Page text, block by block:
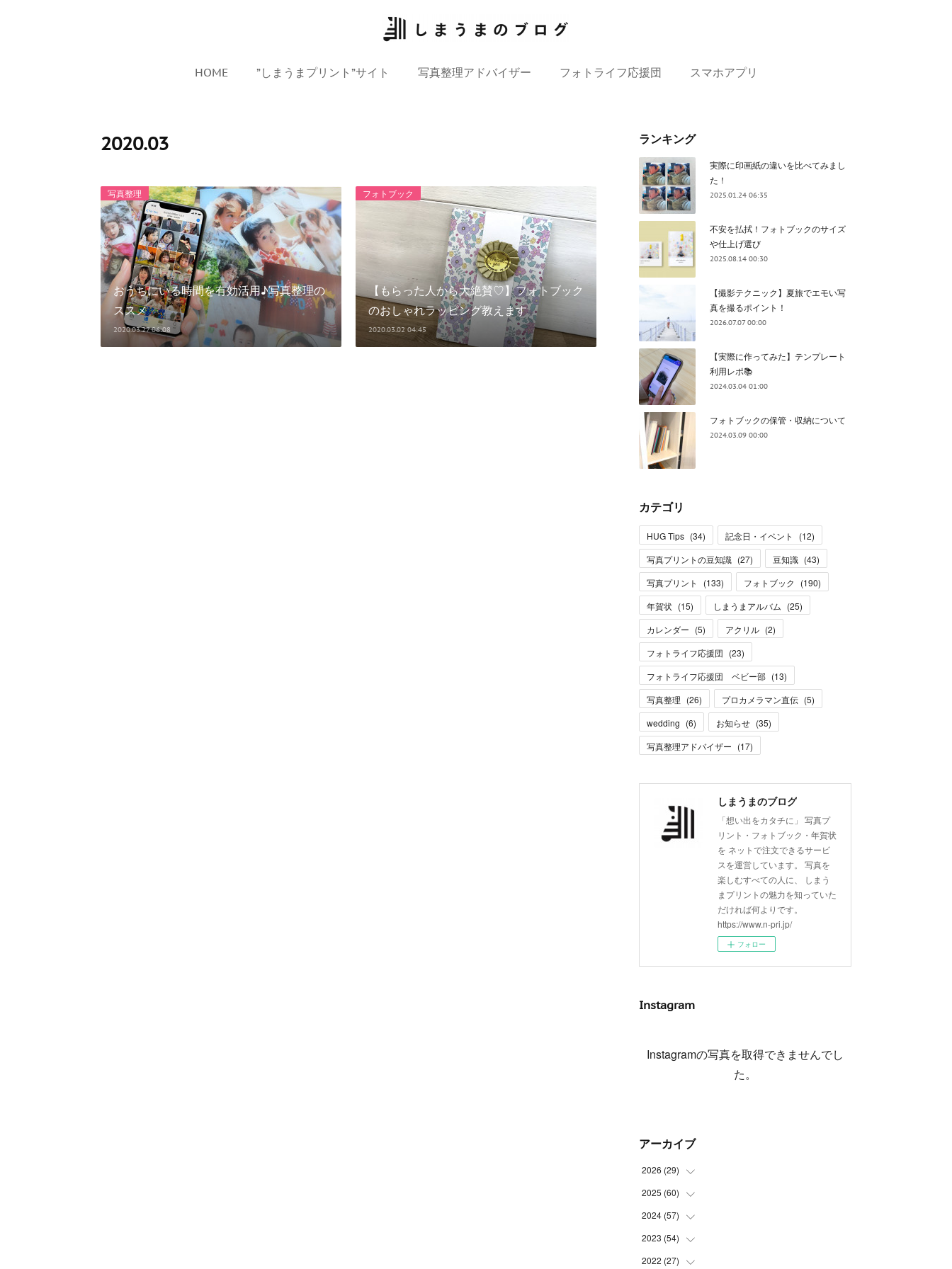
HOME ”しまうまプリント”サイト 写真整理アドバイザー フォトライフ応援団 スマホアプリ
2020.03
写真整理
おうちにいる時間を有効活用♪写真整理の
ススメ
2020.03.27 06:08
フォトブック
【もらった人から大絶賛♡】フォトブック
のおしゃれラッピング教えます
2020.03.02 04:45
ランキング
実際に印画紙の違いを比べてみまし
た！
2025.01.24 06:35
不安を払拭！フォトブックのサイズ
や仕上げ選び
2025.08.14 00:30
【撮影テクニック】夏旅でエモい写
真を撮るポイント！
2026.07.07 00:00
【実際に作ってみた】テンプレート
利用レポ📚
2024.03.04 01:00
フォトブックの保管・収納について
2024.03.09 00:00
カテゴリ
HUG Tips (34) 記念日・イベント (12)
写真プリントの豆知識 (27) 豆知識 (43)
写真プリント
(133) フォトブック (190)
年賀状 (15) しまうまアルバム (25)
カレンダー (5) アクリル (2)
フォトライフ応援団 (23)
フォトライフ応援団 ベビー部 (13)
写真整理 (26) プロカメラマン直伝 (5)
wedding (6) お知らせ (35)
写真整理アドバイザー (17)
しまうまのブログ
「想い出をカタチに」 写真プ
リント・フォトブック・年賀状
を ネットで注文できるサービ
スを運営しています。 写真を
楽しむすべての人に、 しまう
まプリントの魅力を知っていた
だければ何よりです。
https://www.n-pri.jp/
フォロー
Instagram
Instagramの写真を取得できませんでし
た。
アーカイブ
2026 (29)
(5
(3
(7
(6
2025 (60)
(3
(3
(3
2024 (57)
(4
(5
2023 (54)
(6
2022 (27)